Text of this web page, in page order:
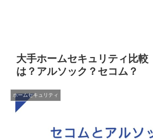
大手ホームセキュリティ比
は？アルソック？セコム？
ホームセキュリティ